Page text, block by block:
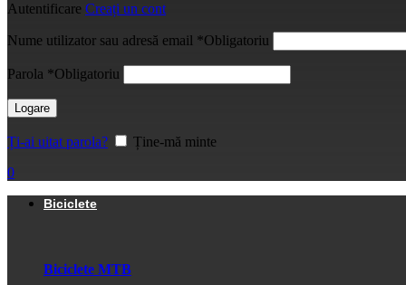
Autentificare Creați un cont
Nume utilizator sau adresă email *Obligatoriu
Parola *Obligatoriu
Logare
Ți-ai uitat parola?
Ține-mă minte
0
Biciclete
Biciclete MTB